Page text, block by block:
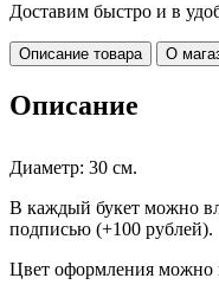
Доставим быстро и в
Описание товара О
Описание
Диаметр: 30 см.
В каждый букет можно
подписью (+100 рублей).
Цвет оформления можно